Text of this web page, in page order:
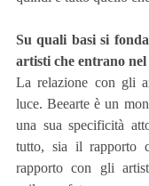
Su quali basi si
artisti che entrano
La relazione con gli
luce. Beearte è un
una sua specificità
tutto, sia il rapporto
rapporto con gli